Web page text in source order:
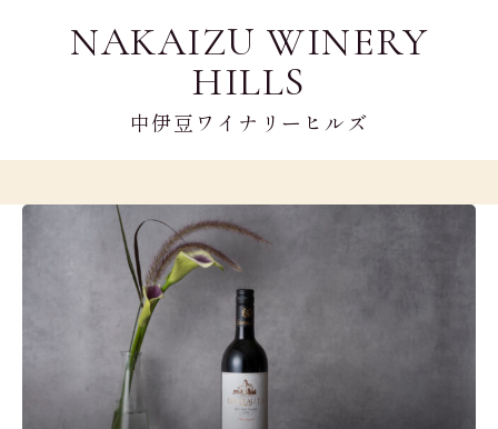
NAKAIZU WINERY
HILLS
中伊豆ワイナリーヒルズ